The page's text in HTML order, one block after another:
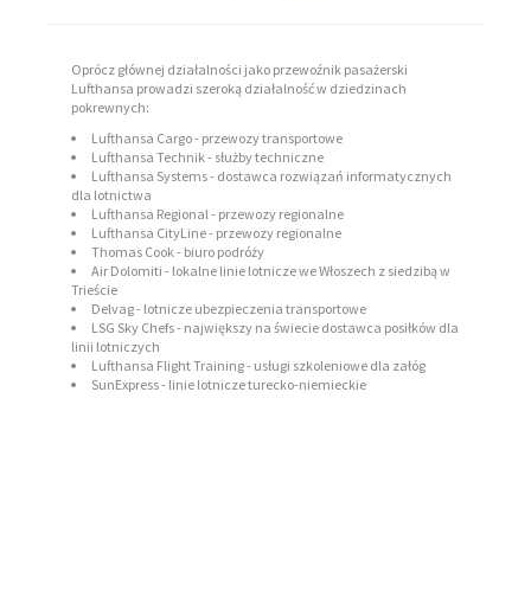
Oprócz głównej działalności jako przewoźnik pasażerski
Lufthansa prowadzi szeroką działalność w dziedzinach
pokrewnych:
Lufthansa Cargo - przewozy transportowe
Lufthansa Technik - służby techniczne
Lufthansa Systems - dostawca rozwiązań informatycznych
dla lotnictwa
Lufthansa Regional - przewozy regionalne
Lufthansa CityLine - przewozy regionalne
Thomas Cook - biuro podróży
Air Dolomiti - lokalne linie lotnicze we Włoszech z siedzibą w
Trieście
Delvag - lotnicze ubezpieczenia transportowe
LSG Sky Chefs - największy na świecie dostawca posiłków dla
linii lotniczych
Lufthansa Flight Training - usługi szkoleniowe dla załóg
SunExpress - linie lotnicze turecko-niemieckie